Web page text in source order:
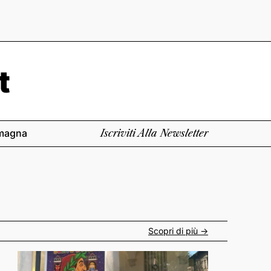
Iscriviti Alla Newsletter
Scopri di più ->